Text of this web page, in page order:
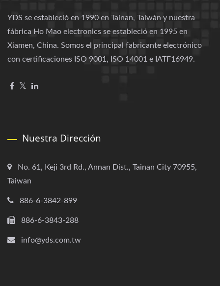
YDS se estableció en 1990 en Tainan, Taiwán y nuestra
fábrica Ho Mao electronics se estableció en 1995 en
Xiamen, China. Somos el principal fabricante electrónico
con certificaciones ISO 9001, ISO 14001 e IATF16949.
Nuestra Dirección
No. 61, Keji 3rd Rd., Annan Dist., Tainan City 70955,
Taiwan
886-6-3842-899
886-6-3843-288
info@yds.com.tw